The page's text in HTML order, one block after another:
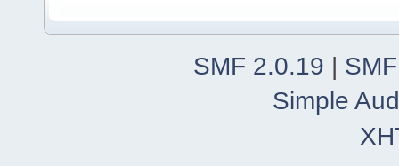
SMF 2.0.19 |
Simple